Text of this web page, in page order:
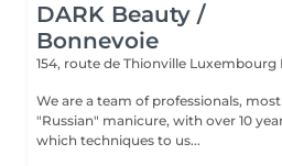
DARK Beauty /
Bonnevoie
154, route de Thionville Luxembourg
We are a team of professionals,
"Russian" manicure, with over 10 years of
which techniques to us...